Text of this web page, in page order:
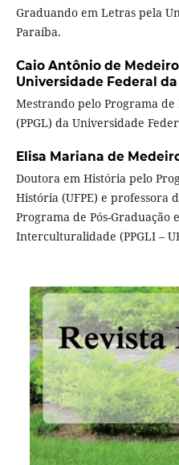
Graduando em Letras pela
Paraíba.
Caio Antônio de
Universidade Federal
Mestrando pelo Programa de
(PPGL) da Universidade
Elisa Mariana de
Doutora em História pelo
História (UFPE) e professora
Programa de Pós-Graduação
Interculturalidade (PPGLI –